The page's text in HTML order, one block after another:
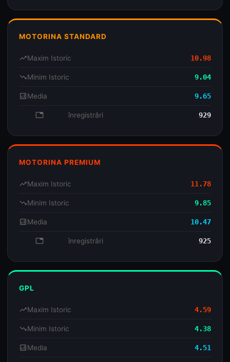
MOTORINA STANDARD
trending_upMaxim Istoric 10.98
trending_downMinim Istoric 9.04
analyticsMedia 9.65
database înregistrări 929
MOTORINA PREMIUM
trending_upMaxim Istoric 11.78
trending_downMinim Istoric 9.85
analyticsMedia 10.47
database înregistrări 925
GPL
trending_upMaxim Istoric 4.59
trending_downMinim Istoric 4.38
analyticsMedia 4.51